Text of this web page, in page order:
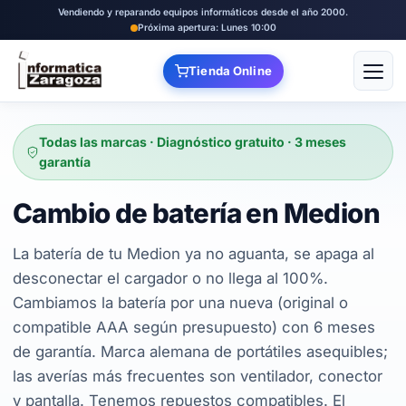
Vendiendo y reparando equipos informáticos desde el año 2000.
Próxima apertura: Lunes 10:00
Tienda Online Abrir
Todas las marcas · Diagnóstico gratuito · 3 meses
garantía
Cambio de batería en Medion
La batería de tu Medion ya no aguanta, se apaga al
desconectar el cargador o no llega al 100%.
Cambiamos la batería por una nueva (original o
compatible AAA según presupuesto) con 6 meses
de garantía. Marca alemana de portátiles asequibles;
las averías más frecuentes son ventilador, conector
y pantalla. Tenemos repuestos compatibles. El